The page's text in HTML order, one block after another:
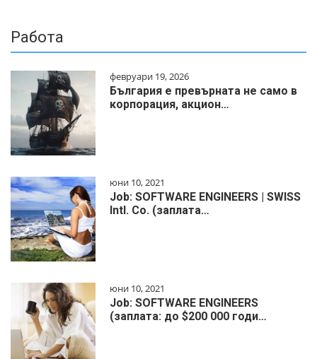
Работа
февруари 19, 2026
България е превърната не само в
корпорация, акцион…
юни 10, 2021
Job: SOFTWARE ENGINEERS | SWISS
Intl. Co. (заплата…
юни 10, 2021
Job: SOFTWARE ENGINEERS
(заплата: до $200 000 годи…